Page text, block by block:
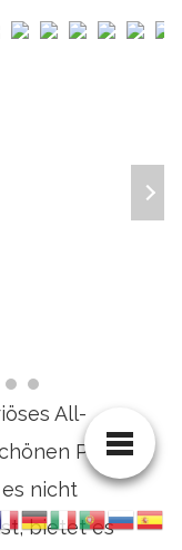
All-
Playa
es nicht
bietet es